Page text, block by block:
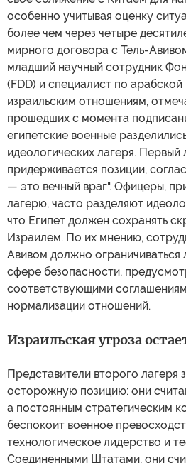
особенно учитывая оценку
более чем через четыре
мирного договора с Тель-
младший научный сотрудник
(FDD) и специалист по
израильским отношениям,
прошедших с момента
египетские военные
идеологических лагеря. Первый
придерживается позиции,
— это вечный враг". Офицеры,
лагерю, часто разделяют
что Египет должен сохранять
Израилем. По их мнению,
Авивом должно ограничиваться
сфере безопасности,
соответствующими
нормализации отношений.
Израильская угроза
Представители второго лагеря
осторожную позицию: они
а постоянным стратегическим
беспокоит военное
технологическое лидерство и
Соединенными Штатами, они